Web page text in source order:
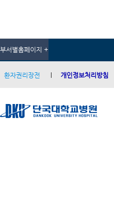
부서별홈페이지 +
환자권리장전 개인정보처리방침